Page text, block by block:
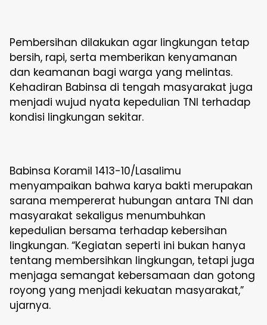
Pembersihan dilakukan agar lingkungan tetap
bersih, rapi, serta memberikan kenyamanan
dan keamanan bagi warga yang melintas.
Kehadiran Babinsa di tengah masyarakat juga
menjadi wujud nyata kepedulian TNI terhadap
kondisi lingkungan sekitar.
Babinsa Koramil 1413-10/Lasalimu
menyampaikan bahwa karya bakti merupakan
sarana mempererat hubungan antara TNI dan
masyarakat sekaligus menumbuhkan
kepedulian bersama terhadap kebersihan
lingkungan. “Kegiatan seperti ini bukan hanya
tentang membersihkan lingkungan, tetapi juga
menjaga semangat kebersamaan dan gotong
royong yang menjadi kekuatan masyarakat,”
ujarnya.